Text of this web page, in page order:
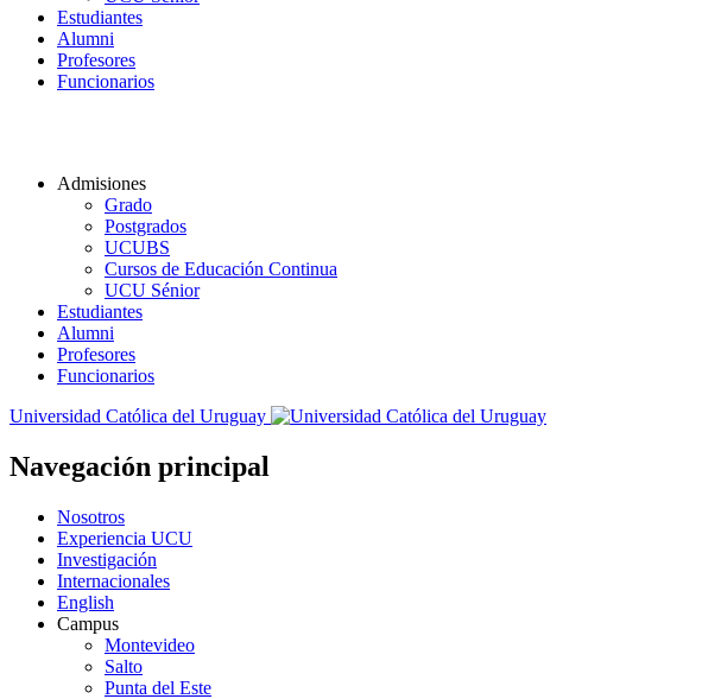
Estudiantes
Alumni
Profesores
Funcionarios
Admisiones
Grado
Postgrados
UCUBS
Cursos de Educación Continua
UCU Sénior
Estudiantes
Alumni
Profesores
Funcionarios
Universidad Católica del Uruguay
Navegación principal
Nosotros
Experiencia UCU
Investigación
Internacionales
English
Campus
Montevideo
Salto
Punta del Este